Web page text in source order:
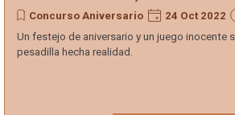
Concurso Aniversario 24 Oct 2022
Un festejo de aniversario y un juego inocente
pesadilla hecha realidad.